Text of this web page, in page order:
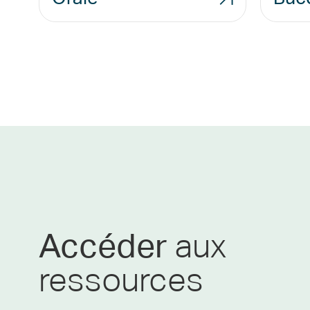
Accéder aux
ressources